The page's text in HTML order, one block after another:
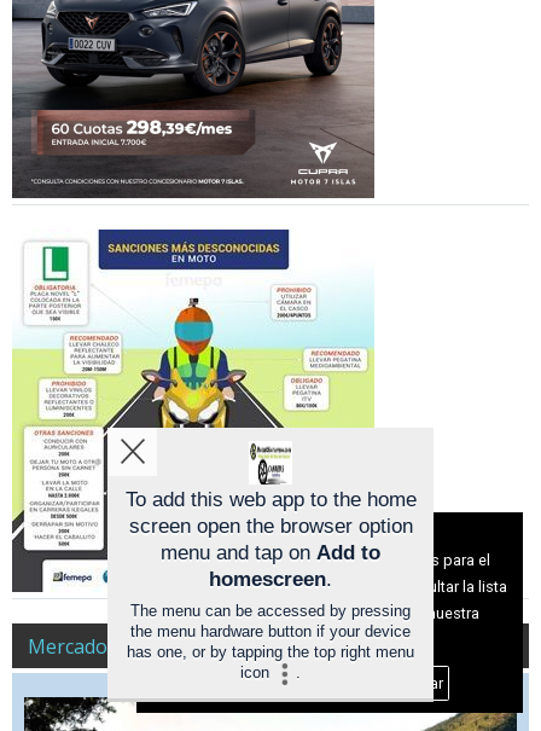
Mercado
Aviso sobre el Uso de cookies:
Utilizamos cookies nuestras y de terceros para el
funcionamiento del digital. Puedes consultar la lista
de cookies y como desconectarlas.Ver nuestra
Política de Privacidad y Cookies
Aceptar Cookies Personalizar
To add this web app to the home
screen open the browser option
menu and tap on Add to
homescreen.
The menu can be accessed by pressing
the menu hardware button if your device
has one, or by tapping the top right menu
icon
.